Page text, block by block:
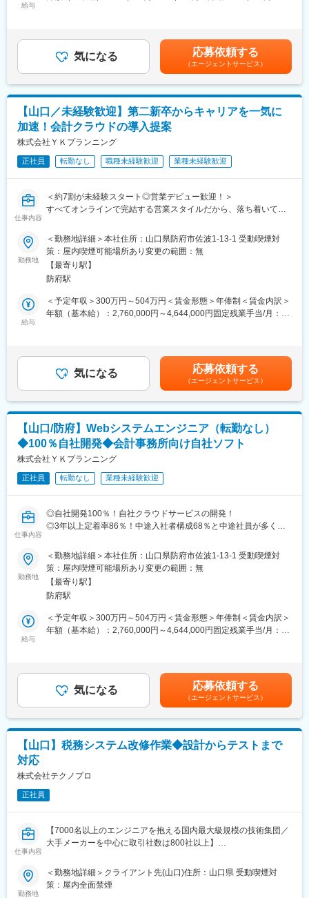
せん！
■キャリアパスや研修：
・研修チームによる社内研修やOJT制度など、支援員やサービス
ーバイザー」など、幅広いキャリアパスをご用意しています。
・外部専門家や有資格者による研修など、学ぶ機会も多く用意さ
れているためご自身の専門性を向上させることができます。
＜入社時の参考年収＞
408万円～：サビ管未経験（第2サビ管）
476万円～：サビ管3年以上＋就労支援3年以上（第2サビ管）
500万円～：サビ管3年以上＋就労支援3年以上（第1サビ管）
変更の範囲：会社の定める業務
等）が支給
◇スキル、経験年数、年齢等も考慮し、話し合いの上で決定
◇充実の福利厚生
交通費支給あり、資格取得支援・手当あり、寮、社宅、住宅手当
あり、UIターン支援ありなど
■充実した教育制度／入社後のフォロー体制充実：
◇人事育成制度…等級制度の定義と連動したカリキュラム体型の
導入。
◇キャリアサポート制度…定期的にカジュアル形式な面談を行う
◇人事考課制度…目標達成を適性に処遇へ反映されることを有能
感を高め、自立できる人財を育成できる制度。
給与
1回（4月）■賞与：年2回（7月、12月）賃金はあくまでも目安の
金額であり、選考を通じて上下する可能性があります。月給(月額)
は固定手当を含めた表記です。
気になる 応募依頼する
（エージェントサービス）
【山口／未経験歓迎】第二新卒からキャリアを一気に
加速！会計クラウドの導入提案
株式会社ＹＫプランニング
正社員 転勤なし 職種未経験歓迎 業種未経験歓迎
仕事内容
＜約7割が未経験スタート◎営業デビュー歓迎！＞
すべてオンラインで完結する営業スタイルだから、落ち着いて成
ITや会計の知識も、仕事をしながら自然と身につきます。
＼当社のスゴイところ！／
◎導入社数約35,000社！
◎ freee・勘定奉行など有名会計ソフトと連携
◎ 自社開発の特許技術が強み！
・サービスのご提案
・マーケティング施策の企画
・オンラインセミナーやイベントの運営 など
慣れてきたら1日2～3件ほどのオンライン商談（1件約1時間）を
担当します。
専門的な質問が出ても、チャットですぐ社内サポートに聞けるの
で安心です◎
将来的には、導入コンサルや活用サポート、マニュアル・動画作
成などにもチャレンジできます！
■未経験でも安心の研修体制
・入社～半年：先輩と一緒に商談＆基礎を習得
・半年～1年：サポート付きで商談に挑戦
未経験入社2年目で月数十件の実績を出す先輩もいます♪
■職場の雰囲気
会社全体の平均年齢は35歳です。営業メンバーは20～30代前半が
入社3年以上の定着率は94％！居心地の良さも自慢。
服装はオフィスカジュアルでOK。全員に配布されるオリジナルT
■働き方
2025年度の平均残業時間は6.5時間／月。
飛び込み営業や大量架電はなく、マーケ部が獲得したお客様への
提案が中心なので、営業に集中できます。
「営業にチャレンジしてみたい」「成長できる環境で働きたい」
変更の範囲：会社の定める業務
勤務地
＜勤務地詳細＞本社住所：山口県防府市佐波1-13-1 受動喫煙対
策：屋内喫煙可能場所あり変更の範囲：無
【最寄り駅】
防府駅
給与
＜予定年収＞300万円～504万円＜賃金形態＞年俸制＜賃金内訳＞
年額（基本給）：2,760,000円～4,644,000円固定残業手当/月：
補足＞■昇給：年1回（1月）■年俸制のため賞与無■年収モデル：
20代：300万～450万30代：390万～740万40代：450万～900万※
前職年収やご経験によって給与の設定を行います。※評価やスキル
によって金額変動あり。賃金はあくまでも目安の金額であり、選
考を通じて上下する可能性があります。月給(月額)は固定手当を含
めた表記です。
気になる 応募依頼する
（エージェントサービス）
【山口/防府】Webシステムエンジニア（転勤なし）
◆100％自社開発◆会計事務所向け自社ソフト
株式会社ＹＫプランニング
正社員 転勤なし 業種未経験歓迎
仕事内容
◎自社開発100％！自社クラウドサービスの開発！
◎3年以上定着率86％！中途入社者構成68％と中途社員が多く活
◎残業月平均10時間！
◎未経験チャレンジ可能！
■業務について：
Webシステムエンジニアとして、下記業務をご担当いただきま
す。
・自社開発のパッケージ、クラウドサービス、スマホアプリ等の
開発（会計事務所、一般企業向け）
■業務の特徴：
・まずは自社クラウドサービスbixid（ビサイド）の機能アドオン
開発から担って頂きプロダクトについて理解を深めて頂く予定で
・リリースしているソフトは会計事務所がメインユーザー。当社
は会計事務所から事業展開して誕生した企業のためより顧客目線
■組織情報：
エンジニアは10名在籍。30代部長はじめ20～30代で構成しており
ます。
■中途入社者の声：
開発では、あまり経験のなかった分野（フロントエンド）は、初
くれましたので、不安に思うことは一切ありませんでした。
自分からの提案は、納得してもらえればしっかり取り入れられる
勤務地
＜勤務地詳細＞本社住所：山口県防府市佐波1-13-1 受動喫煙対
策：屋内喫煙可能場所あり変更の範囲：無
【最寄り駅】
防府駅
給与
＜予定年収＞300万円～504万円＜賃金形態＞年俸制＜賃金内訳＞
年額（基本給）：2,760,000円～4,644,000円固定残業手当/月：
補足＞■昇給：年1回（1月）※年俸制のため賞与なし■モデル年収
30代で600万後半など活躍次第で給与UPできる環境です。賃金は
あくまでも目安の金額であり、選考を通じて上下する可能性があ
ります。月給(月額)は固定手当を含めた表記です。
気になる 応募依頼する
（エージェントサービス）
【山口】税務システム改修作業◆設計からテストまで
対応
株式会社テクノプロ
正社員
仕事内容
【7000名以上のエンジニアを抱える国内最大級規模の技術集団／
大手メーカーを中心に取引社数は800社以上】
■業務内容
税務システム改修作業
勤務地
＜勤務地詳細＞クライアント先(山口)住所：山口県 受動喫煙対
策：屋内全面禁煙